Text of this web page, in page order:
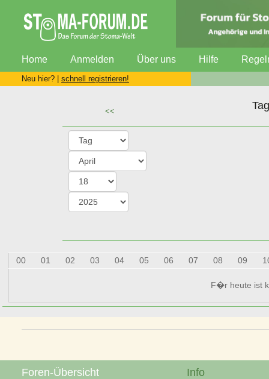
Home Anmelden Über uns Hilfe
Neu hier? | schnell registrieren!
<<
00 01 02 03 04 05 06 07 08 09
F�r heute ist
Foren-Übersicht Info